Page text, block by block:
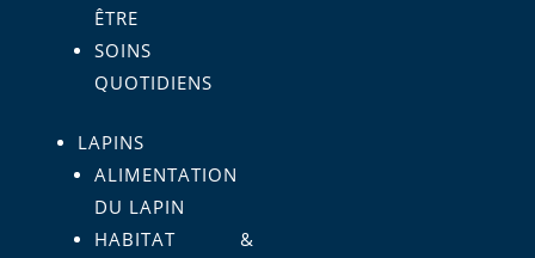
ÊTRE
SOINS
QUOTIDIENS
LAPINS
ALIMENTATION
DU LAPIN
HABITAT &